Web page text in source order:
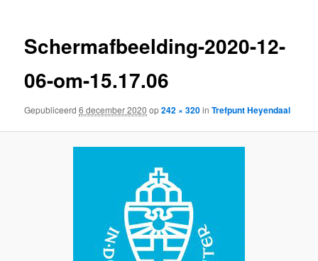
Schermafbeelding-2020-12-
06-om-15.17.06
Gepubliceerd6 december 2020 op242 × 320inTrefpunt Heyendaal